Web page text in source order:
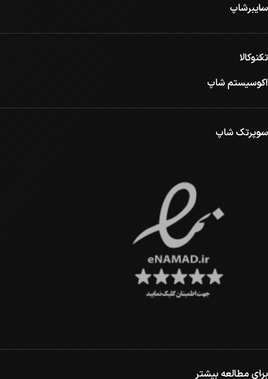
سایبرشاپ
تکنوکالا
اکوسیستم شاپ
سوپرتک شاپ
برای مطالعه بیشتر